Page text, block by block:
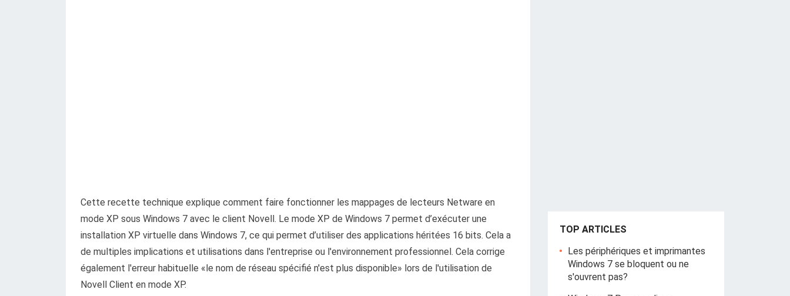
Cette recette technique explique comment faire fonctionner les mappages de lecteurs Netware en
mode XP sous Windows 7 avec le client Novell. Le mode XP de Windows 7 permet d’exécuter une
installation XP virtuelle dans Windows 7, ce qui permet d’utiliser des applications héritées 16 bits. Cela a
de multiples implications et utilisations dans l'entreprise ou l'environnement professionnel. Cela corrige
également l'erreur habituelle «le nom de réseau spécifié n'est plus disponible» lors de l'utilisation de
Novell Client en mode XP.
TOP ARTICLES
Les périphériques et imprimantes
Windows 7 se bloquent ou ne
s'ouvrent pas?